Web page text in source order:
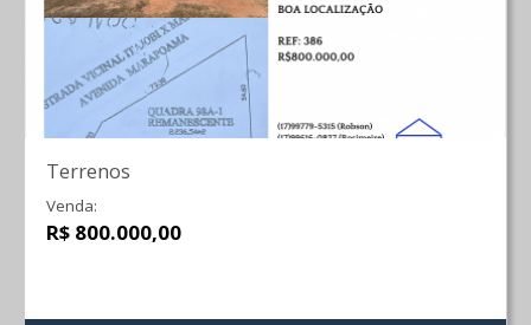
Terrenos
Venda:
R$ 800.000,00